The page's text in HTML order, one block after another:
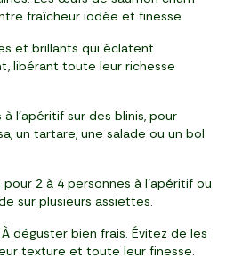
fraîcheur iodée et finesse.
et brillants qui éclatent
libérant toute leur richesse
à l’apéritif sur des blinis, pour
un tartare, une salade ou un bol
pour 2 à 4 personnes à l’apéritif ou
sur plusieurs assiettes.
À déguster bien frais. Évitez de les
texture et toute leur finesse.